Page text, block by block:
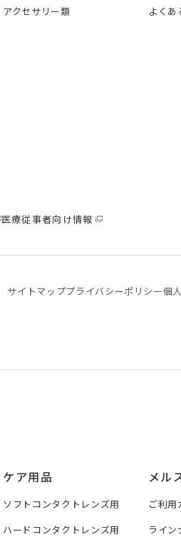
アクセサリー類
よくあ
医療従事者向け情報
サイトマッププライバシーポリシー個
ケア用品
ソフトコンタクトレンズ用
ハードコンタクトレンズ用
メル
ご利用
ライン